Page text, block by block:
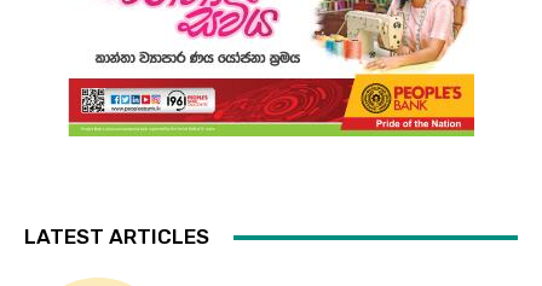
LATEST ARTICLES